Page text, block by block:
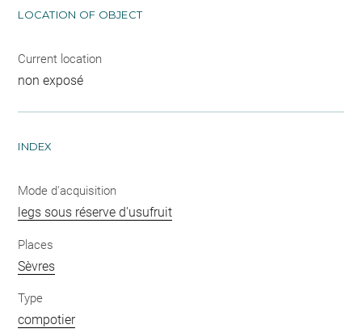
LOCATION OF OBJECT
Current location
non exposé
INDEX
Mode d'acquisition
legs sous réserve d'usufruit
Places
Sèvres
Type
compotier